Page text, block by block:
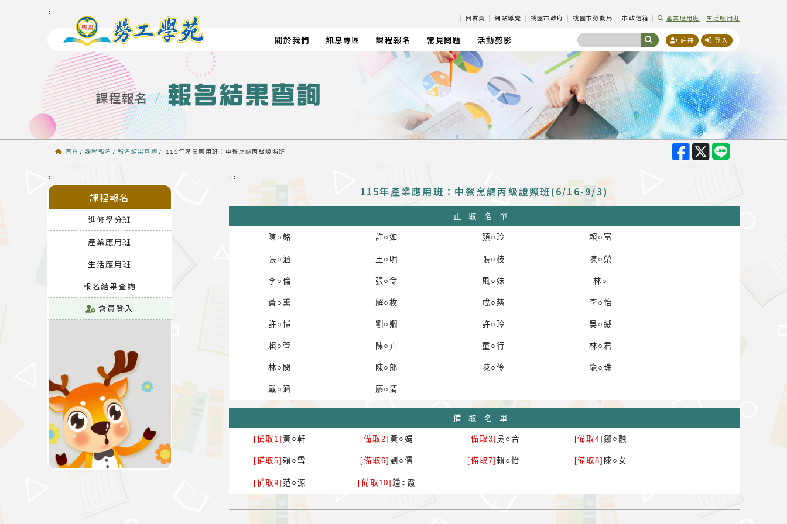
跳到主要內容:::
| 回首頁 |網站導覽 | 桃園市政府 |桃園市勞動局 |市政信箱 | 產業應用班 、 生活應用班
關於我們 訊息專區 課程報名 常見問題 活動剪影 註冊 登入
首頁 / 課程報名 / 報名結果查詢 / 115年產業應用班：中餐烹調丙級證照班
:::
課程報名
進修學分班
產業應用班
生活應用班
報名結果查詢
會員登入
:::
115年產業應用班：中餐烹調丙級證照班(6/16-9/3)
正取名單
陳○銘 許○如 顏○玲 賴○富
張○涵 王○明 張○枝 陳○榮
李○倫 張○令 風○妹 林○
黃○熏 解○枚 成○慈 李○怡
許○愷 劉○嫺 許○玲 吳○絨
賴○萱 陳○卉 童○行 林○君
林○閔 陳○郎 陳○伶 龍○珠
戴○涵 廖○清
備取名單
[備取1]黃○軒 [備取2] 黃○娟 [備取3]吳○合 [備取4] 鄒○融
[備取5]賴○雪 [備取6] 劉○儒 [備取7]賴○怡 [備取8] 陳○女
[備取9]范○源 [備取10]鍾○霞